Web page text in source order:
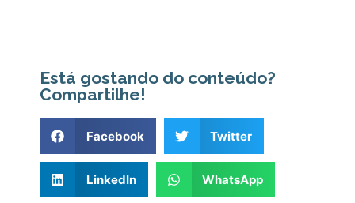
Está gostando do conteúdo?
Compartilhe!
Facebook Twitter
LinkedIn WhatsApp